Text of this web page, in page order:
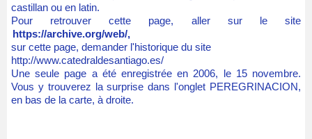
castillan ou en latin.
Pour retrouver cette page, aller sur le site
https://archive.org/web/,
sur cette page, demander l'historique du site
http://www.catedraldesantiago.es/
Une seule page a été enregistrée en 2006, le 15 novembre.
Vous y trouverez la surprise dans l'onglet PEREGRINACION,
en bas de la carte, à droite.